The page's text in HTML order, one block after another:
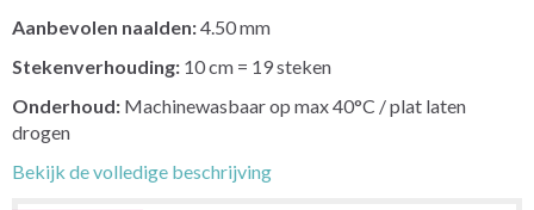
Aanbevolen naalden:4.50 mm
Stekenverhouding: 10 cm = 19 steken
Onderhoud: Machinewasbaar op max 40°C / plat laten
drogen
Bekijk de volledige beschrijving